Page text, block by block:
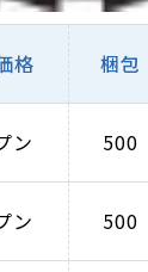
格 梱包
ン 500
ン 500